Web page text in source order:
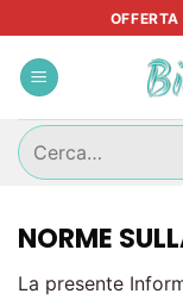
ai
contenuti
Cerca:
NORME
La presente